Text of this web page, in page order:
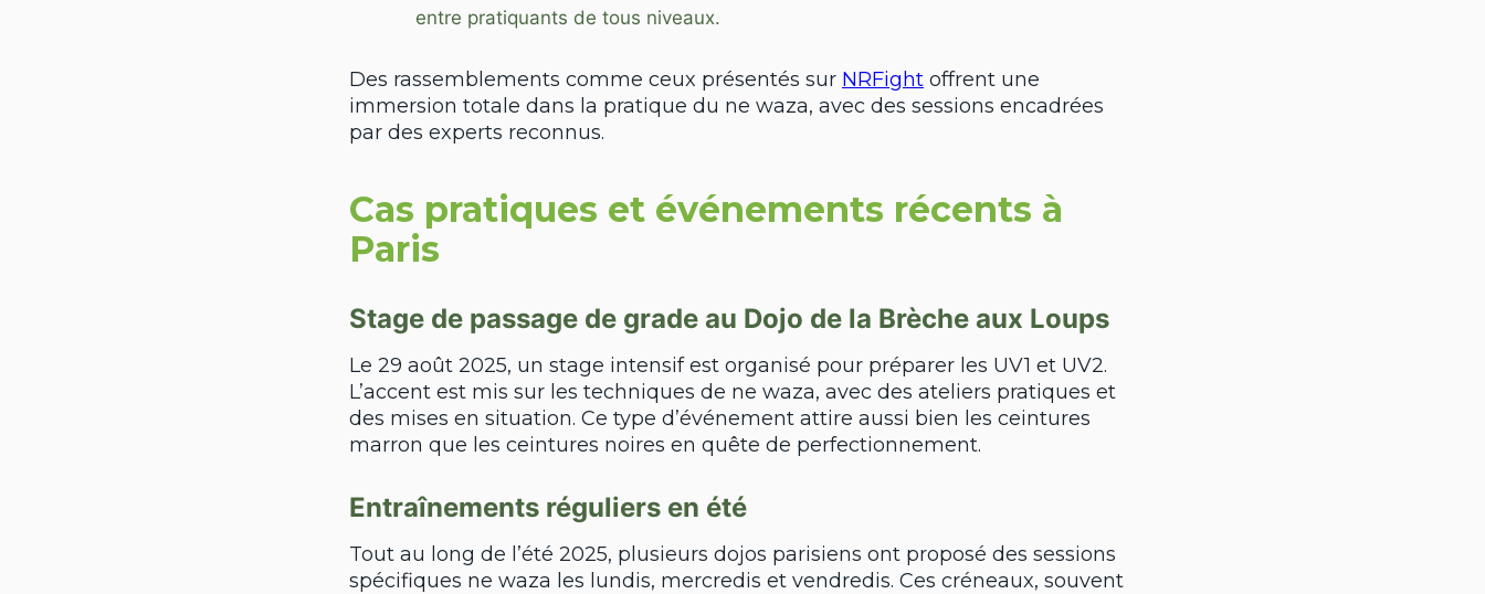
entre pratiquants de tous niveaux.
Des rassemblements comme ceux présentés sur NRFight offrent une
immersion totale dans la pratique du ne waza, avec des sessions encadrées
par des experts reconnus.
Cas pratiques et événements récents à
Paris
Stage de passage de grade au Dojo de la Brèche aux Loups
Le 29 août 2025, un stage intensif est organisé pour préparer les UV1 et UV2.
L’accent est mis sur les techniques de ne waza, avec des ateliers pratiques et
des mises en situation. Ce type d’événement attire aussi bien les ceintures
marron que les ceintures noires en quête de perfectionnement.
Entraînements réguliers en été
Tout au long de l’été 2025, plusieurs dojos parisiens ont proposé des sessions
spécifiques ne waza les lundis, mercredis et vendredis. Ces créneaux, souvent